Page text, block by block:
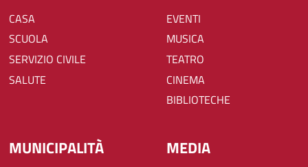
CASA
SCUOLA
SERVIZIO CIVILE
SALUTE
EVENTI
MUSICA
TEATRO
CINEMA
BIBLIOTECHE
MUNICIPALITÀ MEDIA